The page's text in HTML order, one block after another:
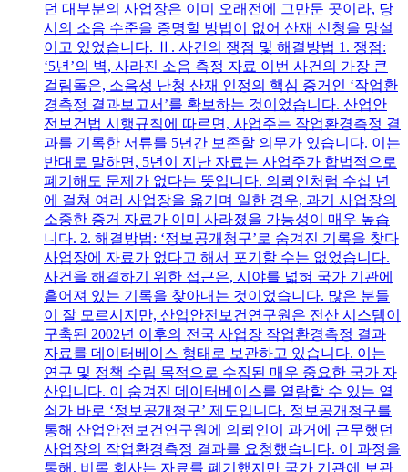
던 대부분의 사업장은 이미 오래전에 그만둔 곳이라, 당
시의 소음 수준을 증명할 방법이 없어 산재 신청을 망설
이고 있었습니다. Ⅱ. 사건의 쟁점 및 해결방법 1. 쟁점:
‘5년’의 벽, 사라진 소음 측정 자료 이번 사건의 가장 큰
걸림돌은, 소음성 난청 산재 인정의 핵심 증거인 ‘작업환
경측정 결과보고서’를 확보하는 것이었습니다. 산업안
전보건법 시행규칙에 따르면, 사업주는 작업환경측정 결
과를 기록한 서류를 5년간 보존할 의무가 있습니다. 이는
반대로 말하면, 5년이 지난 자료는 사업주가 합법적으로
폐기해도 문제가 없다는 뜻입니다. 의뢰인처럼 수십 년
에 걸쳐 여러 사업장을 옮기며 일한 경우, 과거 사업장의
소중한 증거 자료가 이미 사라졌을 가능성이 매우 높습
니다. 2. 해결방법: ‘정보공개청구’로 숨겨진 기록을 찾다
사업장에 자료가 없다고 해서 포기할 수는 없었습니다.
사건을 해결하기 위한 접근은, 시야를 넓혀 국가 기관에
흩어져 있는 기록을 찾아내는 것이었습니다. 많은 분들
이 잘 모르시지만, 산업안전보건연구원은 전산 시스템이
구축된 2002년 이후의 전국 사업장 작업환경측정 결과
자료를 데이터베이스 형태로 보관하고 있습니다. 이는
연구 및 정책 수립 목적으로 수집된 매우 중요한 국가 자
산입니다. 이 숨겨진 데이터베이스를 열람할 수 있는 열
쇠가 바로 ‘정보공개청구’ 제도입니다. 정보공개청구를
통해 산업안전보건연구원에 의뢰인이 과거에 근무했던
사업장의 작업환경측정 결과를 요청했습니다. 이 과정을
통해, 비록 회사는 자료를 폐기했지만 국가 기관에 보관